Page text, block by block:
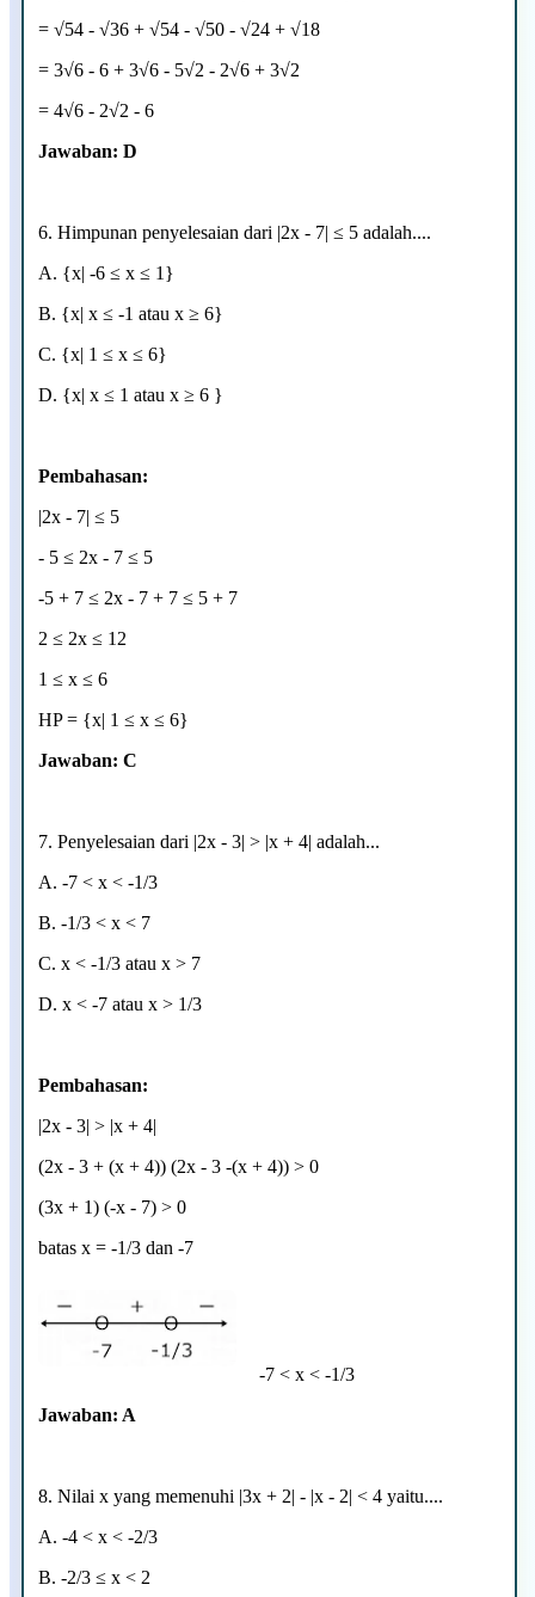
= √54 - √36 + √54 - √50 - √24 + √18
= 3√6 - 6 + 3√6 - 5√2 - 2√6 + 3√2
= 4√6 - 2√2 - 6
Jawaban: D
6. Himpunan penyelesaian dari |2x - 7| ≤ 5 adalah....
A. {x| -6 ≤ x ≤ 1}
B. {x| x ≤ -1 atau x ≥ 6}
C. {x| 1 ≤ x ≤ 6}
D. {x| x ≤ 1 atau x ≥ 6 }
Pembahasan:
|2x - 7| ≤ 5
- 5 ≤ 2x - 7 ≤ 5
-5 + 7 ≤ 2x - 7 + 7 ≤ 5 + 7
2 ≤ 2x ≤ 12
1 ≤ x ≤ 6
HP = {x| 1 ≤ x ≤ 6}
Jawaban: C
7. Penyelesaian dari |2x - 3| > |x + 4| adalah...
A. -7 < x < -1/3
B. -1/3 < x < 7
C. x < -1/3 atau x > 7
D. x < -7 atau x > 1/3
Pembahasan:
|2x - 3| > |x + 4|
(2x - 3 + (x + 4)) (2x - 3 -(x + 4)) > 0
(3x + 1) (-x - 7) > 0
batas x = -1/3 dan -7
-7 < x < -1/3
Jawaban: A
8. Nilai x yang memenuhi |3x + 2| - |x - 2| < 4 yaitu....
A. -4 < x < -2/3
B. -2/3 ≤ x < 2